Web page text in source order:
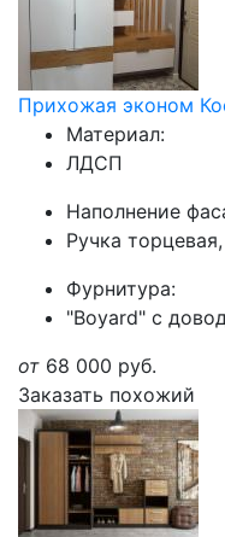
Прихожая эконом
Материал:
ЛДСП
Наполнение
Ручка
Фурнитура:
"Boyard" с
от 68 000 руб.
Заказать похожий